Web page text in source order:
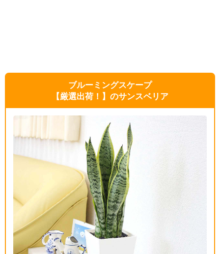
ブルーミングスケープ
【厳選出荷！】のサンスベリア